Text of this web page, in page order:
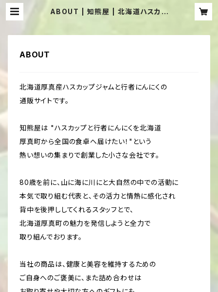
ABOUT | 知熊屋 | 北海道ハスカッ
ABOUT
北海道厚真産ハスカップジャムと行者にんにくの
通販サイトです。
知熊屋は "ハスカップと行者にんにくを北海道
厚真町から全国の食卓へ届けたい！"という
熱い想いの集まりで創業した小さな会社です。
80歳を前に、山に海に川にと大自然の中での活動に
本気で取り組む代表と、その活力と情熱に感化され
背中を後押ししてくれるスタッフとで、
北海道厚真町の魅力を発信しようと全力で
取り組んでおります。
当社の商品は、健康と美容を維持するための
ご自身へのご褒美に、また詰め合わせは